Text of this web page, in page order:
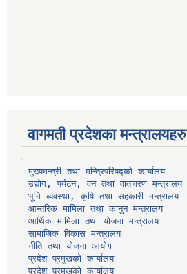
वागमती प्रदेशका मन्त्रालयहरु
मुख्यमन्त्री तथा मन्त्रिपरिषद्को कार्यालय
उद्योग, पर्यटन, वन तथा वातावरण मन्त्रालय
भूमि व्यवस्था, कृषि तथा सहकारी मन्त्रालय
आन्तरिक मामिला तथा कानुन मन्त्रालय
आर्थिक मामिला तथा योजना मन्त्रालय
सामाजिक विकास मन्त्रालय
नीति तथा योजना आयोग
प्रदेश प्रमुखको कार्यालय
प्रदेश प्रमुखको कार्यालय